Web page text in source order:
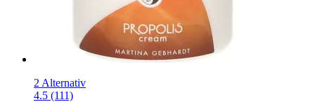
2 Alternativ
4.5 (111)